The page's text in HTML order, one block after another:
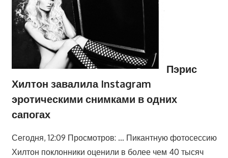
Пэрис
Хилтон завалила Instagram
эротическими снимками в одних
сапогах
Сегодня, 12:09 Просмотров: … Пикантную фотосессию
Хилтон поклонники оценили в более чем 40 тысяч